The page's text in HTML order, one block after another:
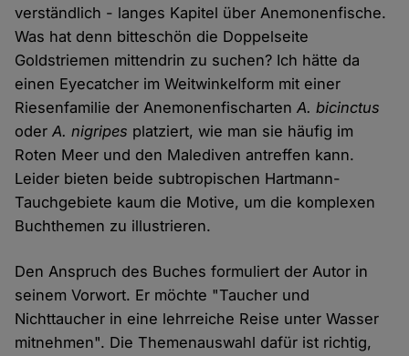
verständlich - langes Kapitel über Anemonenfische.
Was hat denn bitteschön die Doppelseite
Goldstriemen mittendrin zu suchen? Ich hätte da
einen Eyecatcher im Weitwinkelform mit einer
Riesenfamilie der AnemonenfischartenA. bicinctus
oderA. nigripes platziert, wie man sie häufig im
Roten Meer und den Malediven antreffen kann.
Leider bieten beide subtropischen Hartmann-
Tauchgebiete kaum die Motive, um die komplexen
Buchthemen zu illustrieren.
Den Anspruch des Buches formuliert der Autor in
seinem Vorwort. Er möchte "Taucher und
Nichttaucher in eine lehrreiche Reise unter Wasser
mitnehmen". Die Themenauswahl dafür ist richtig,